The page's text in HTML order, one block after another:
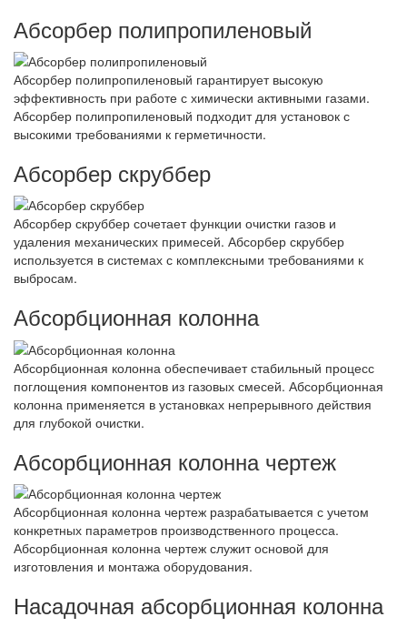
Абсорбер полипропиленовый
Абсорбер полипропиленовый гарантирует высокую
эффективность при работе с химически активными газами.
Абсорбер полипропиленовый подходит для установок с
высокими требованиями к герметичности.
Абсорбер скруббер
Абсорбер скруббер сочетает функции очистки газов и
удаления механических примесей. Абсорбер скруббер
используется в системах с комплексными требованиями к
выбросам.
Абсорбционная колонна
Абсорбционная колонна обеспечивает стабильный процесс
поглощения компонентов из газовых смесей. Абсорбционная
колонна применяется в установках непрерывного действия
для глубокой очистки.
Абсорбционная колонна чертеж
Абсорбционная колонна чертеж разрабатывается с учетом
конкретных параметров производственного процесса.
Абсорбционная колонна чертеж служит основой для
изготовления и монтажа оборудования.
Насадочная абсорбционная колонна